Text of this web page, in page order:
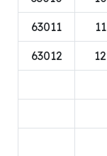
11
63011
12
63012